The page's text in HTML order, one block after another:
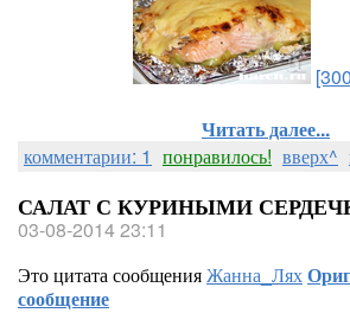
Читать далее...
комментарии: 1 понравилось! вверх^
САЛАТ С КУРИНЫМИ
03-08-2014 23:11
Это цитата сообщенияЖанна_Лях
сообщение